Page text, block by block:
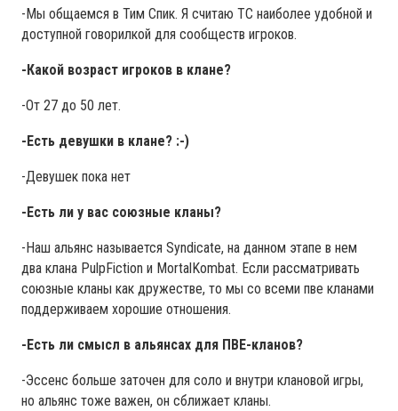
-Мы общаемся в Тим Спик. Я считаю ТС наиболее удобной и
доступной говорилкой для сообществ игроков.
-Какой возраст игроков в клане?
-От 27 до 50 лет.
-Есть девушки в клане? :-)
-Девушек пока нет
-Есть ли у вас союзные кланы?
-Наш альянс называется Syndicate, на данном этапе в нем
два клана PulpFiction и MortalKombat. Если рассматривать
союзные кланы как дружестве, то мы со всеми пве кланами
поддерживаем хорошие отношения.
-Есть ли смысл в альянсах для ПВЕ-кланов?
-Эссенс больше заточен для соло и внутри клановой игры,
но альянс тоже важен, он сближает кланы.